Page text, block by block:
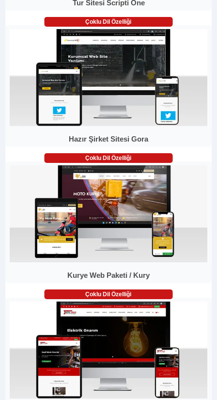
Tur Sitesi Scripti One
Çoklu Dil Özelliği
Hazır Şirket Sitesi Gora
Çoklu Dil Özelliği
Kurye Web Paketi / Kury
Çoklu Dil Özelliği